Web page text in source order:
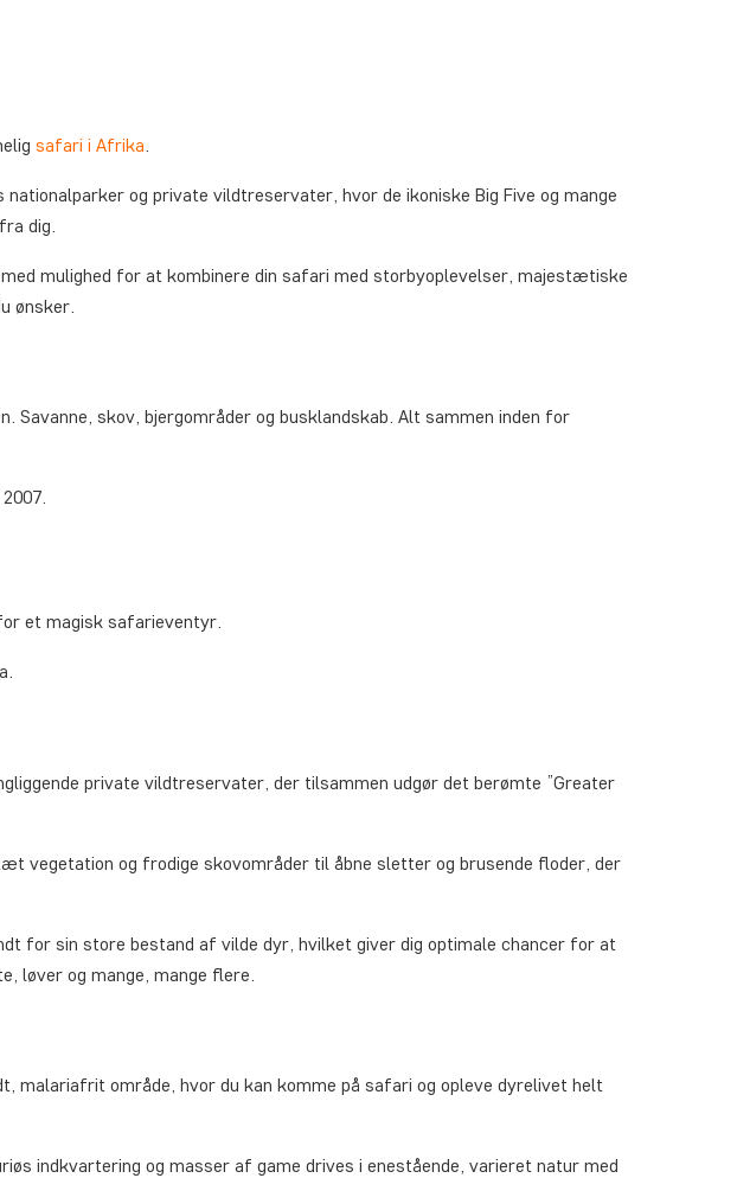
safari i Afrika.
og private vildtreservater, hvor de ikoniske Big Five og mange
dig.
mulighed for at kombinere din safari med storbyoplevelser, majestætiske
ønsker.
skov, bjergområder og busklandskab. Alt sammen inden for
et magisk safarieventyr.
private vildtreservater, der tilsammen udgør det berømte ”Greater
vegetation og frodige skovområder til åbne sletter og brusende floder, der
for sin store bestand af vilde dyr, hvilket giver dig optimale chancer for at
løver og mange, mange flere.
malariafrit område, hvor du kan komme på safari og opleve dyrelivet helt
indkvartering og masser af game drives i enestående, varieret natur med